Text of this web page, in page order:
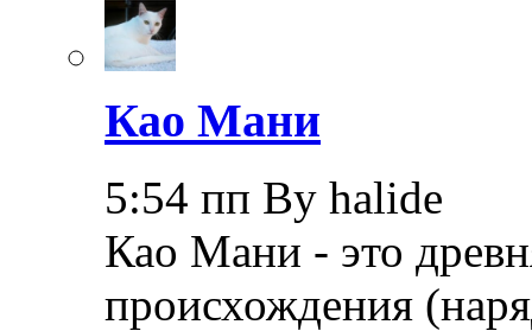
Као Мани
5:54 пп By halide
Као Мани - это
происхождения